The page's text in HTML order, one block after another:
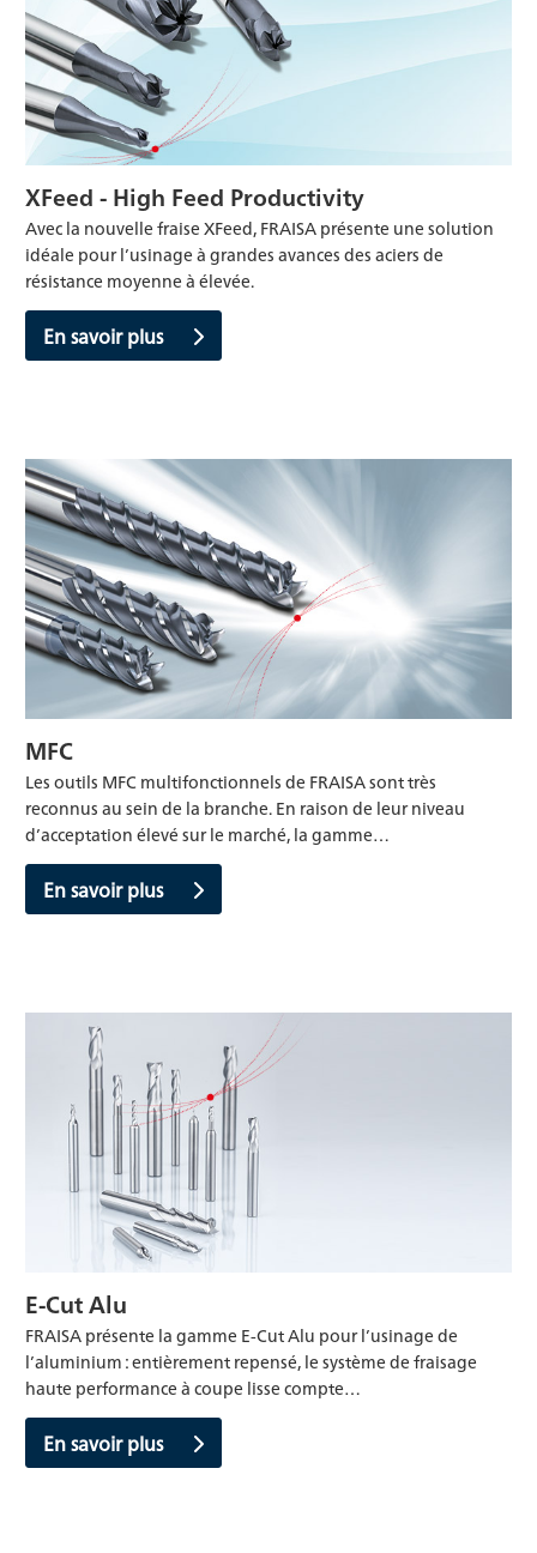
XFeed - High Feed Productivity
Avec la nouvelle fraise XFeed, FRAISA présente une solution
idéale pour l’usinage à grandes avances des aciers de
résistance moyenne à élevée.
En savoir plus
MFC
Les outils MFC multifonctionnels de FRAISA sont très
reconnus au sein de la branche. En raison de leur niveau
d’acceptation élevé sur le marché, la gamme…
En savoir plus
E-Cut Alu
FRAISA présente la gamme E-Cut Alu pour l’usinage de
l’aluminium : entièrement repensé, le système de fraisage
haute performance à coupe lisse compte…
En savoir plus